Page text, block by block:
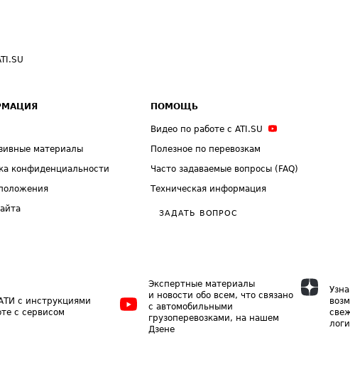
материалы
конфиденциальности
ПОМОЩЬ
Видео по работе с ATI.SU
Полезное по перевозкам
Часто задаваемые вопросы (FAQ)
Техническая информация
ЗАДАТЬ ВОПРОС
с инструкциями
с сервисом
Экспертные материалы
и новости обо всем, что связано
с автомобильными
грузоперевозками, на нашем
Дзене